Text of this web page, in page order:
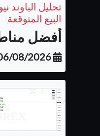
تحليل الباوند
البيع المتوقعة
أفضل
06/08/2026